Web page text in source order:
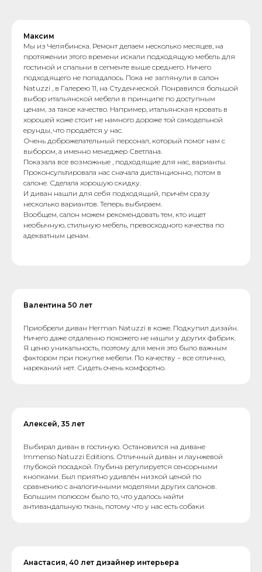
Максим
Мы из Челябинска. Ремонт делаем несколько месяцев, на
протяжении этого времени искали подходящую мебель для
гостиной и спальни в сегменте выше среднего. Ничего
подходящего не попадалось. Пока не заглянули в салон
Natuzzi , в Галерею 11, на Студенческой. Понравился большой
выбор итальянской мебели в принципе по доступным
ценам, за такое качество. Например, итальянская кровать в
хорошей коже стоит не намного дороже той самодельной
ерунды, что продаётся у нас.
Очень доброжелательный персонал, который помог нам с
выбором, а именно менеджер Светлана.
Показала все возможные , подходящие для нас, варианты.
Проконсультировала нас сначала дистанционно, потом в
салоне. Сделала хорошую скидку.
И диван нашли для себя подходящий, причём сразу
несколько вариантов. Теперь выбираем.
Вообщем, салон можем рекомендовать тем, кто ищет
необычную, стильную мебель, превосходного качества по
адекватным ценам.
Валентина 50 лет
Приобрели диван Herman Natuzzi в коже. Подкупил дизайн.
Ничего даже отдаленно похожего не нашли у других фабрик.
Я ценю уникальность, поэтому для меня это было важным
фактором при покупке мебели. По качеству – все отлично,
нареканий нет. Сидеть очень комфортно.
Алексей, 35 лет
Выбирал диван в гостиную. Остановился на диване
Immenso Natuzzi Editions. Отличный диван и лаунжевой
глубокой посадкой. Глубина регулируется сенсорными
кнопками. Был приятно удивлён низкой ценой по
сравнению с аналогичными моделями других салонов.
Большим полюсом было то, что удалось найти
антивандальную ткань, потому что у нас есть собаки.
Анастасия, 40 лет дизайнер интерьера